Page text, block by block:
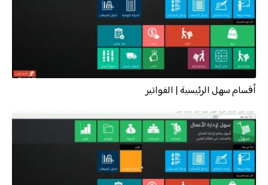
أقسام سهل الرئيسية | الفواتير